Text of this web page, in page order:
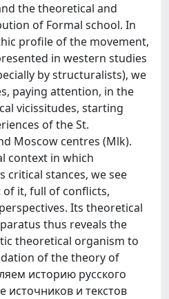
the theoretical and
of Formal school. In
profile of the movement,
in western studies
by structuralists), we
paying attention, in the
vicissitudes, starting
of the St.
Moscow centres (Mlk).
context in which
critical stances, we see
it, full of conflicts,
Its theoretical
thus reveals the
theoretical organism to
of the theory of
историю русского
и текстов